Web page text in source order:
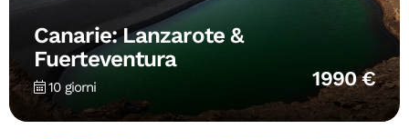
Canarie: Lanzarote &
Fuerteventura
10 giorni 1990 €